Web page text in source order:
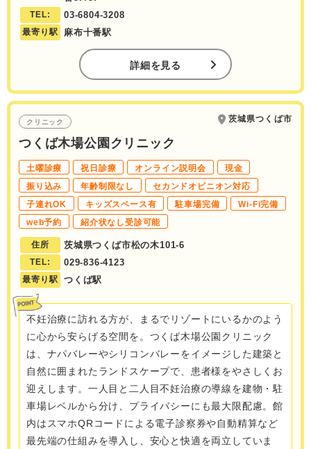
TEL: 03-6804-3208
最寄り駅 麻布十番駅
詳細を見る
クリニック 茨城県つくば市
つくば木場公園クリニック
土曜診療 祝日診療 オンライン説明会
現金
振り込み
年齢制限なし
セカンドオピニオン対応
子連れOK
キッズスペース有 駐車場完備
Wi-Fi完備
web予約
紹介状なし受診可能
住所 茨城県つくば市松の木101-6
TEL: 029-836-4123
最寄り駅 つくば駅
不妊治療に訪れる方が、まるでリゾートにいるかのよう
に心から安らげる空間を。つくば木場公園クリニック
は、ナパバレーやシリコンバレーをイメージした建築と
自然に囲まれたランドスケープで、患者様をやさしくお
迎えします。一人目と二人目不妊治療の導線を建物・駐
車場レベルから分け、プライバシーにも最大限配慮。館
内はスマホQRコードによる電子診察券や自動精算など
最先端の仕組みを導入し、安心と快適を両立していま